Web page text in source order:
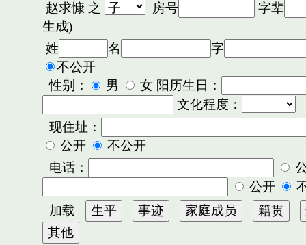
赵求慷 之 房号
字辈
生成)
姓
名
字
不公开
性别：
男
女 阳历生日：
文化程度：
现住址：
公开
不公开
电话：
公开
加载